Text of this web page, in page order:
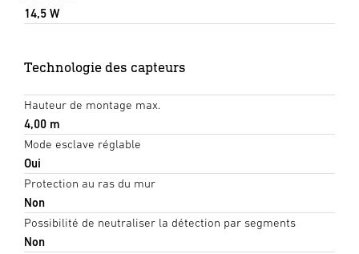
14,5 W
Technologie des capteurs
Hauteur de montage max.
4,00 m
Mode esclave réglable
Oui
Protection au ras du mur
Non
Possibilité de neutraliser la détection par segments
Non